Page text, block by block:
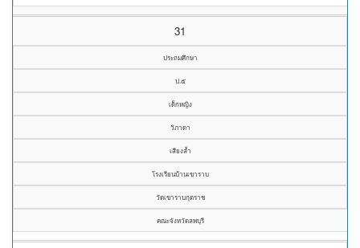
31
ประถมศึกษา
ป.๕
เด็กหญิง
วิภาดา
เสียงล้ำ
โรงเรียนบ้านเขาราบ
วัดเขาราบกุตราช
คณะจังหวัดลพบุรี